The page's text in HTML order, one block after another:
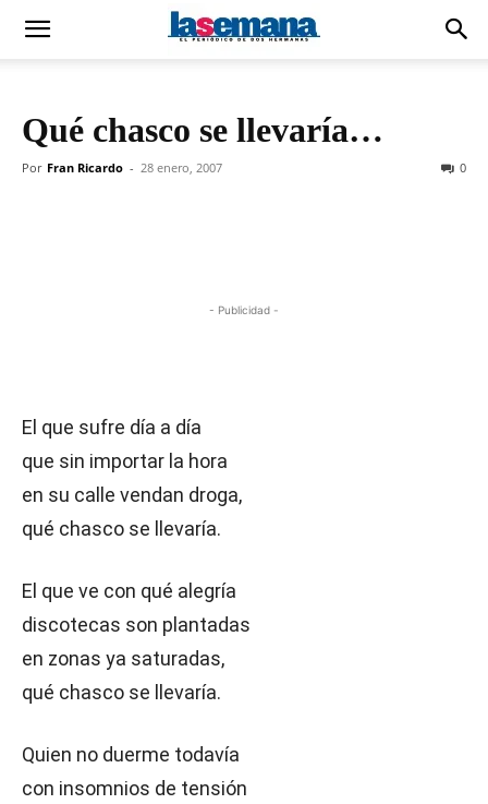
Qué chasco se llevaría…
Por Fran Ricardo - 28 enero, 2007 0
- Publicidad -
El que sufre día a día
que sin importar la hora
en su calle vendan droga,
qué chasco se llevaría.
El que ve con qué alegría
discotecas son plantadas
en zonas ya saturadas,
qué chasco se llevaría.
Quien no duerme todavía
con insomnios de tensión